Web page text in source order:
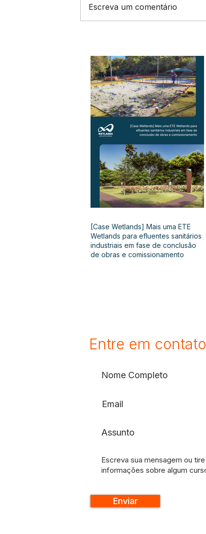
Escreva um comentário
[Case Wetlands] Mais uma ETE
Wetlands para efluentes sanitários
industriais em fase de conclusão
de obras e comissionamento
Entre em contato
Enviar